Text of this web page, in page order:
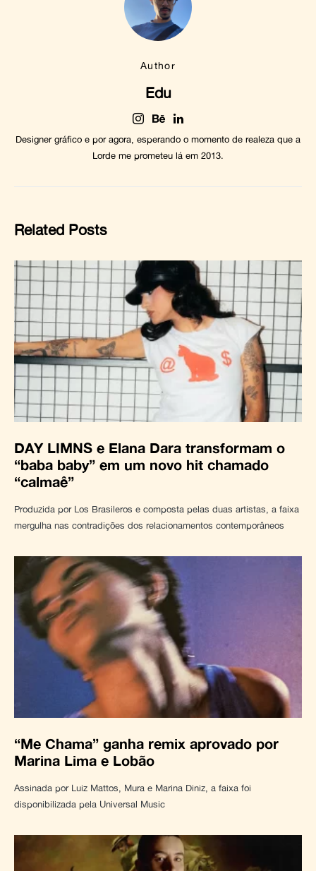
Author
Edu
Designer gráfico e por agora, esperando o momento de realeza que a
Lorde me prometeu lá em 2013.
Related Posts
DAY LIMNS e Elana Dara transformam o
“baba baby” em um novo hit chamado
“calmaê”
Produzida por Los Brasileros e composta pelas duas artistas, a faixa
mergulha nas contradições dos relacionamentos contemporâneos
“Me Chama” ganha remix aprovado por
Marina Lima e Lobão
Assinada por Luiz Mattos, Mura e Marina Diniz, a faixa foi
disponibilizada pela Universal Music